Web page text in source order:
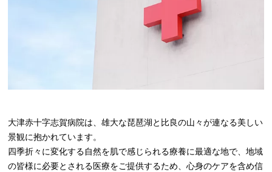
大津赤十字志賀病院は、雄大な琵琶湖と比良の山々が連なる美しい
景観に抱かれています。
四季折々に変化する自然を肌で感じられる療養に最適な地で、地域
の皆様に必要とされる医療をご提供するため、心身のケアを含め信